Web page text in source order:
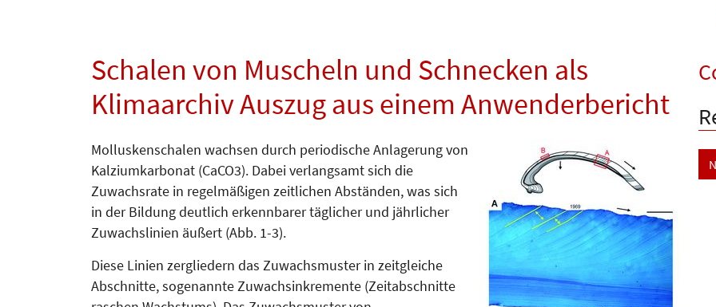
Schalen von Muscheln und Schnecken als
Klimaarchiv Auszug aus einem Anwenderbericht
Molluskenschalen wachsen durch periodische Anlagerung von
Kalziumkarbonat (CaCO3). Dabei verlangsamt sich die
Zuwachsrate in regelmäßigen zeitlichen Abständen, was sich
in der Bildung deutlich erkennbarer täglicher und jährlicher
Zuwachslinien äußert (Abb. 1-3).
Diese Linien zergliedern das Zuwachsmuster in zeitgleiche
Abschnitte, sogenannte Zuwachsinkremente (Zeitabschnitte